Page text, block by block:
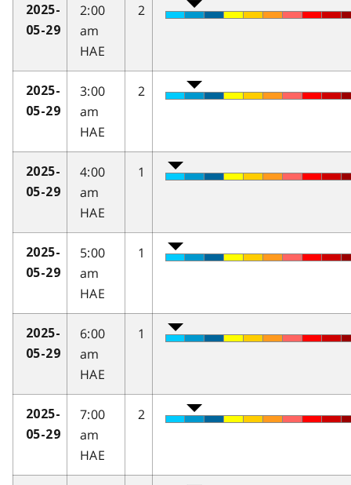
2025-
05-29
2:00
am
HAE
2
2025-
05-29
3:00
am
HAE
2
2025-
05-29
4:00
am
HAE
1
2025-
05-29
5:00
am
HAE
1
2025-
05-29
6:00
am
HAE
1
2025-
05-29
7:00
am
HAE
2